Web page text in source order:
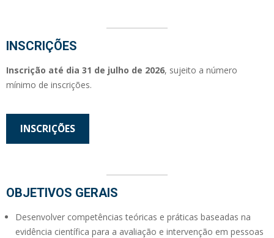
INSCRIÇÕES
Inscrição até dia 31 de julho de 2026, sujeito a número
mínimo de inscrições.
INSCRIÇÕES
OBJETIVOS GERAIS
Desenvolver competências teóricas e práticas baseadas na
evidência científica para a avaliação e intervenção em pessoas